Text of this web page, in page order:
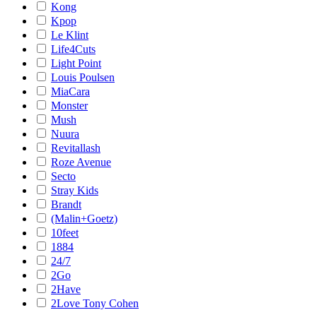
Kong
Kpop
Le Klint
Life4Cuts
Light Point
Louis Poulsen
MiaCara
Monster
Mush
Nuura
Revitallash
Roze Avenue
Secto
Stray Kids
Brandt
(Malin+Goetz)
10feet
1884
24/7
2Go
2Have
2Love Tony Cohen